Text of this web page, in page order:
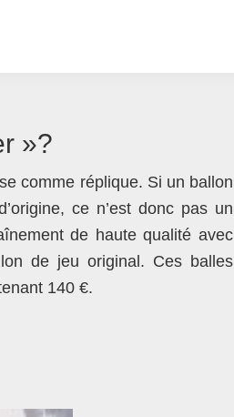
»?
comme réplique. Si un ballon
ce n’est donc pas un
de haute qualité avec
de jeu original. Ces balles
140 €.